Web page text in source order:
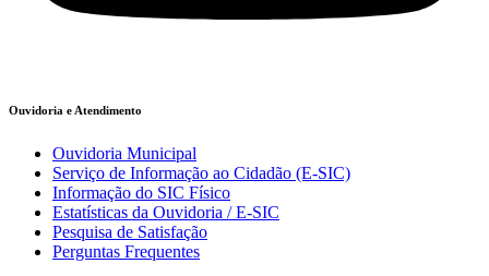
Ouvidoria e Atendimento
Ouvidoria Municipal
Serviço de Informação ao Cidadão (E-SIC)
Informação do SIC Físico
Estatísticas da Ouvidoria / E-SIC
Pesquisa de Satisfação
Perguntas Frequentes